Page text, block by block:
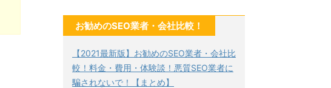
お勧めのSEO業者・会社比較！
【2021最新版】お勧めのSEO業者・会社比
較！料金・費用・体験談！悪質SEO業者に
騙されないで！【まとめ】